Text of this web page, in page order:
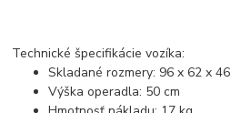
Technické špecifikácie vozíka:
Skladané rozmery: 96 x 62 x
Výška operadla: 50 cm